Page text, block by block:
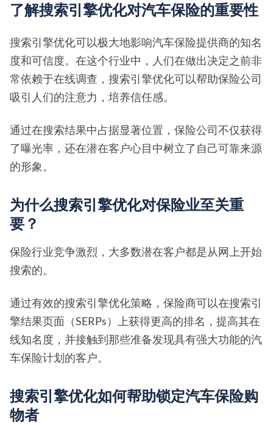
了解搜索引擎优化对汽车保险的重要性
搜索引擎优化可以极大地影响汽车保险提供商的知名
度和可信度。在这个行业中，人们在做出决定之前非
常依赖于在线调查，搜索引擎优化可以帮助保险公司
吸引人们的注意力，培养信任感。
通过在搜索结果中占据显著位置，保险公司不仅获得
了曝光率，还在潜在客户心目中树立了自己可靠来源
的形象。
为什么搜索引擎优化对保险业至关重
要？
保险行业竞争激烈，大多数潜在客户都是从网上开始
搜索的。
通过有效的搜索引擎优化策略，保险商可以在搜索引
擎结果页面（SERPs）上获得更高的排名，提高其在
线知名度，并接触到那些准备发现具有强大功能的汽
车保险计划的客户。
搜索引擎优化如何帮助锁定汽车保险购
物者